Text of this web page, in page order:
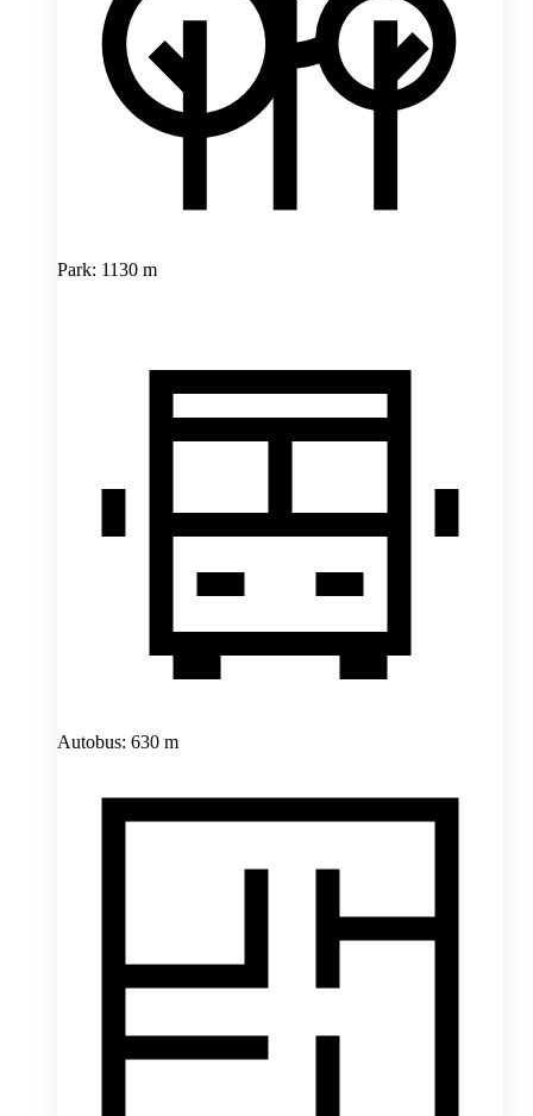
Park: 1130 m
Autobus: 630 m